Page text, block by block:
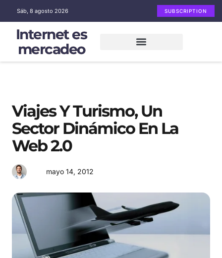
Sáb, 8 agosto 2026 SUBSCRIPTION
Internet es
mercadeo
Viajes Y Turismo, Un
Sector Dinámico En La
Web 2.0
mayo 14, 2012